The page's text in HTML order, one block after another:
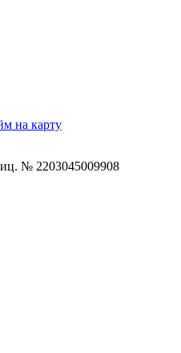
на карту
№ 2203045009908